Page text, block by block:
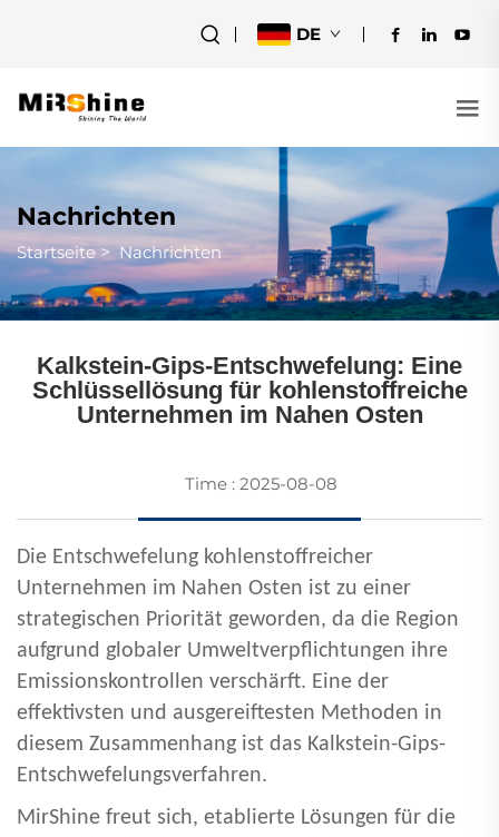
DE
Nachrichten
Startseite >Nachrichten
Kalkstein-Gips-Entschwefelung: Eine
Schlüssellösung für kohlenstoffreiche
Unternehmen im Nahen Osten
Time : 2025-08-08
Die Entschwefelung kohlenstoffreicher
Unternehmen im Nahen Osten ist zu einer
strategischen Priorität geworden, da die Region
aufgrund globaler Umweltverpflichtungen ihre
Emissionskontrollen verschärft. Eine der
effektivsten und ausgereiftesten Methoden in
diesem Zusammenhang ist das Kalkstein-Gips-
Entschwefelungsverfahren.
MirShine freut sich, etablierte Lösungen für die